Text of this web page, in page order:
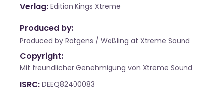
Verlag Edition Kings Xtreme
Produced by:
Produced by Rötgens / Weßling at Xtreme Sound
Copyright:
Mit freundlicher Genehmigung von Xtreme Sound
ISRC DEEQ82400083